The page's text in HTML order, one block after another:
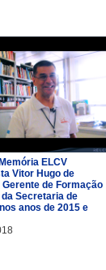
ELCV
Vitor Hugo de
Gerente de Formação
Secretaria de
anos de 2015 e